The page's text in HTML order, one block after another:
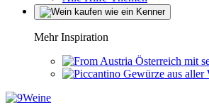
Mehr Inspiration
Österreich mit
Gewürze aus aller